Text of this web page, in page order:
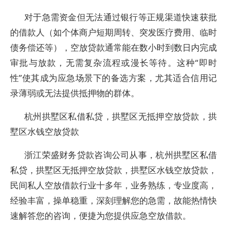
对于急需资金但无法通过银行等正规渠道快速获批
的借款人（如个体商户短期周转、突发医疗费用、临时
债务偿还等），空放贷款通常能在数小时到数日内完成
审批与放款，无需复杂流程或漫长等待。这种“即时
性”使其成为应急场景下的备选方案，尤其适合信用记
录薄弱或无法提供抵押物的群体。
杭州拱墅区私借私贷，拱墅区无抵押空放贷款，拱
墅区水钱空放贷款
浙江荣盛财务贷款咨询公司从事，杭州拱墅区私借
私贷，拱墅区无抵押空放贷款，拱墅区水钱空放贷款，
民间私人空放借款行业十多年，业务熟练，专业度高，
经验丰富，操单稳重，深刻理解您的急需，故能热情快
速解答您的咨询，便捷为您提供应急空放借款。